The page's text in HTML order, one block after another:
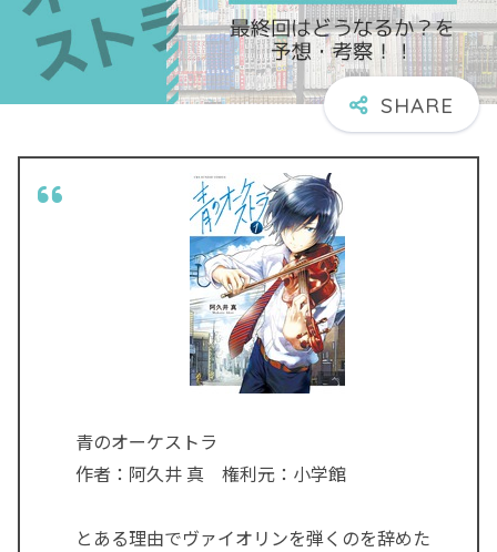
青のオーケストラ
作者：阿久井 真 権利元：小学館
とある理由でヴァイオリンを弾くのを辞めた